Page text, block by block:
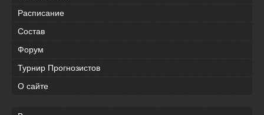
Расписание
Состав
Форум
Турнир Прогнозистов
О сайте